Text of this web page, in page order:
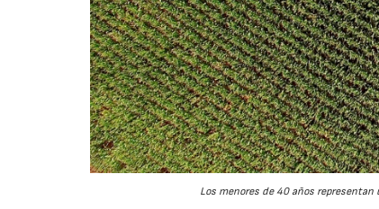
Los menores de 40 años